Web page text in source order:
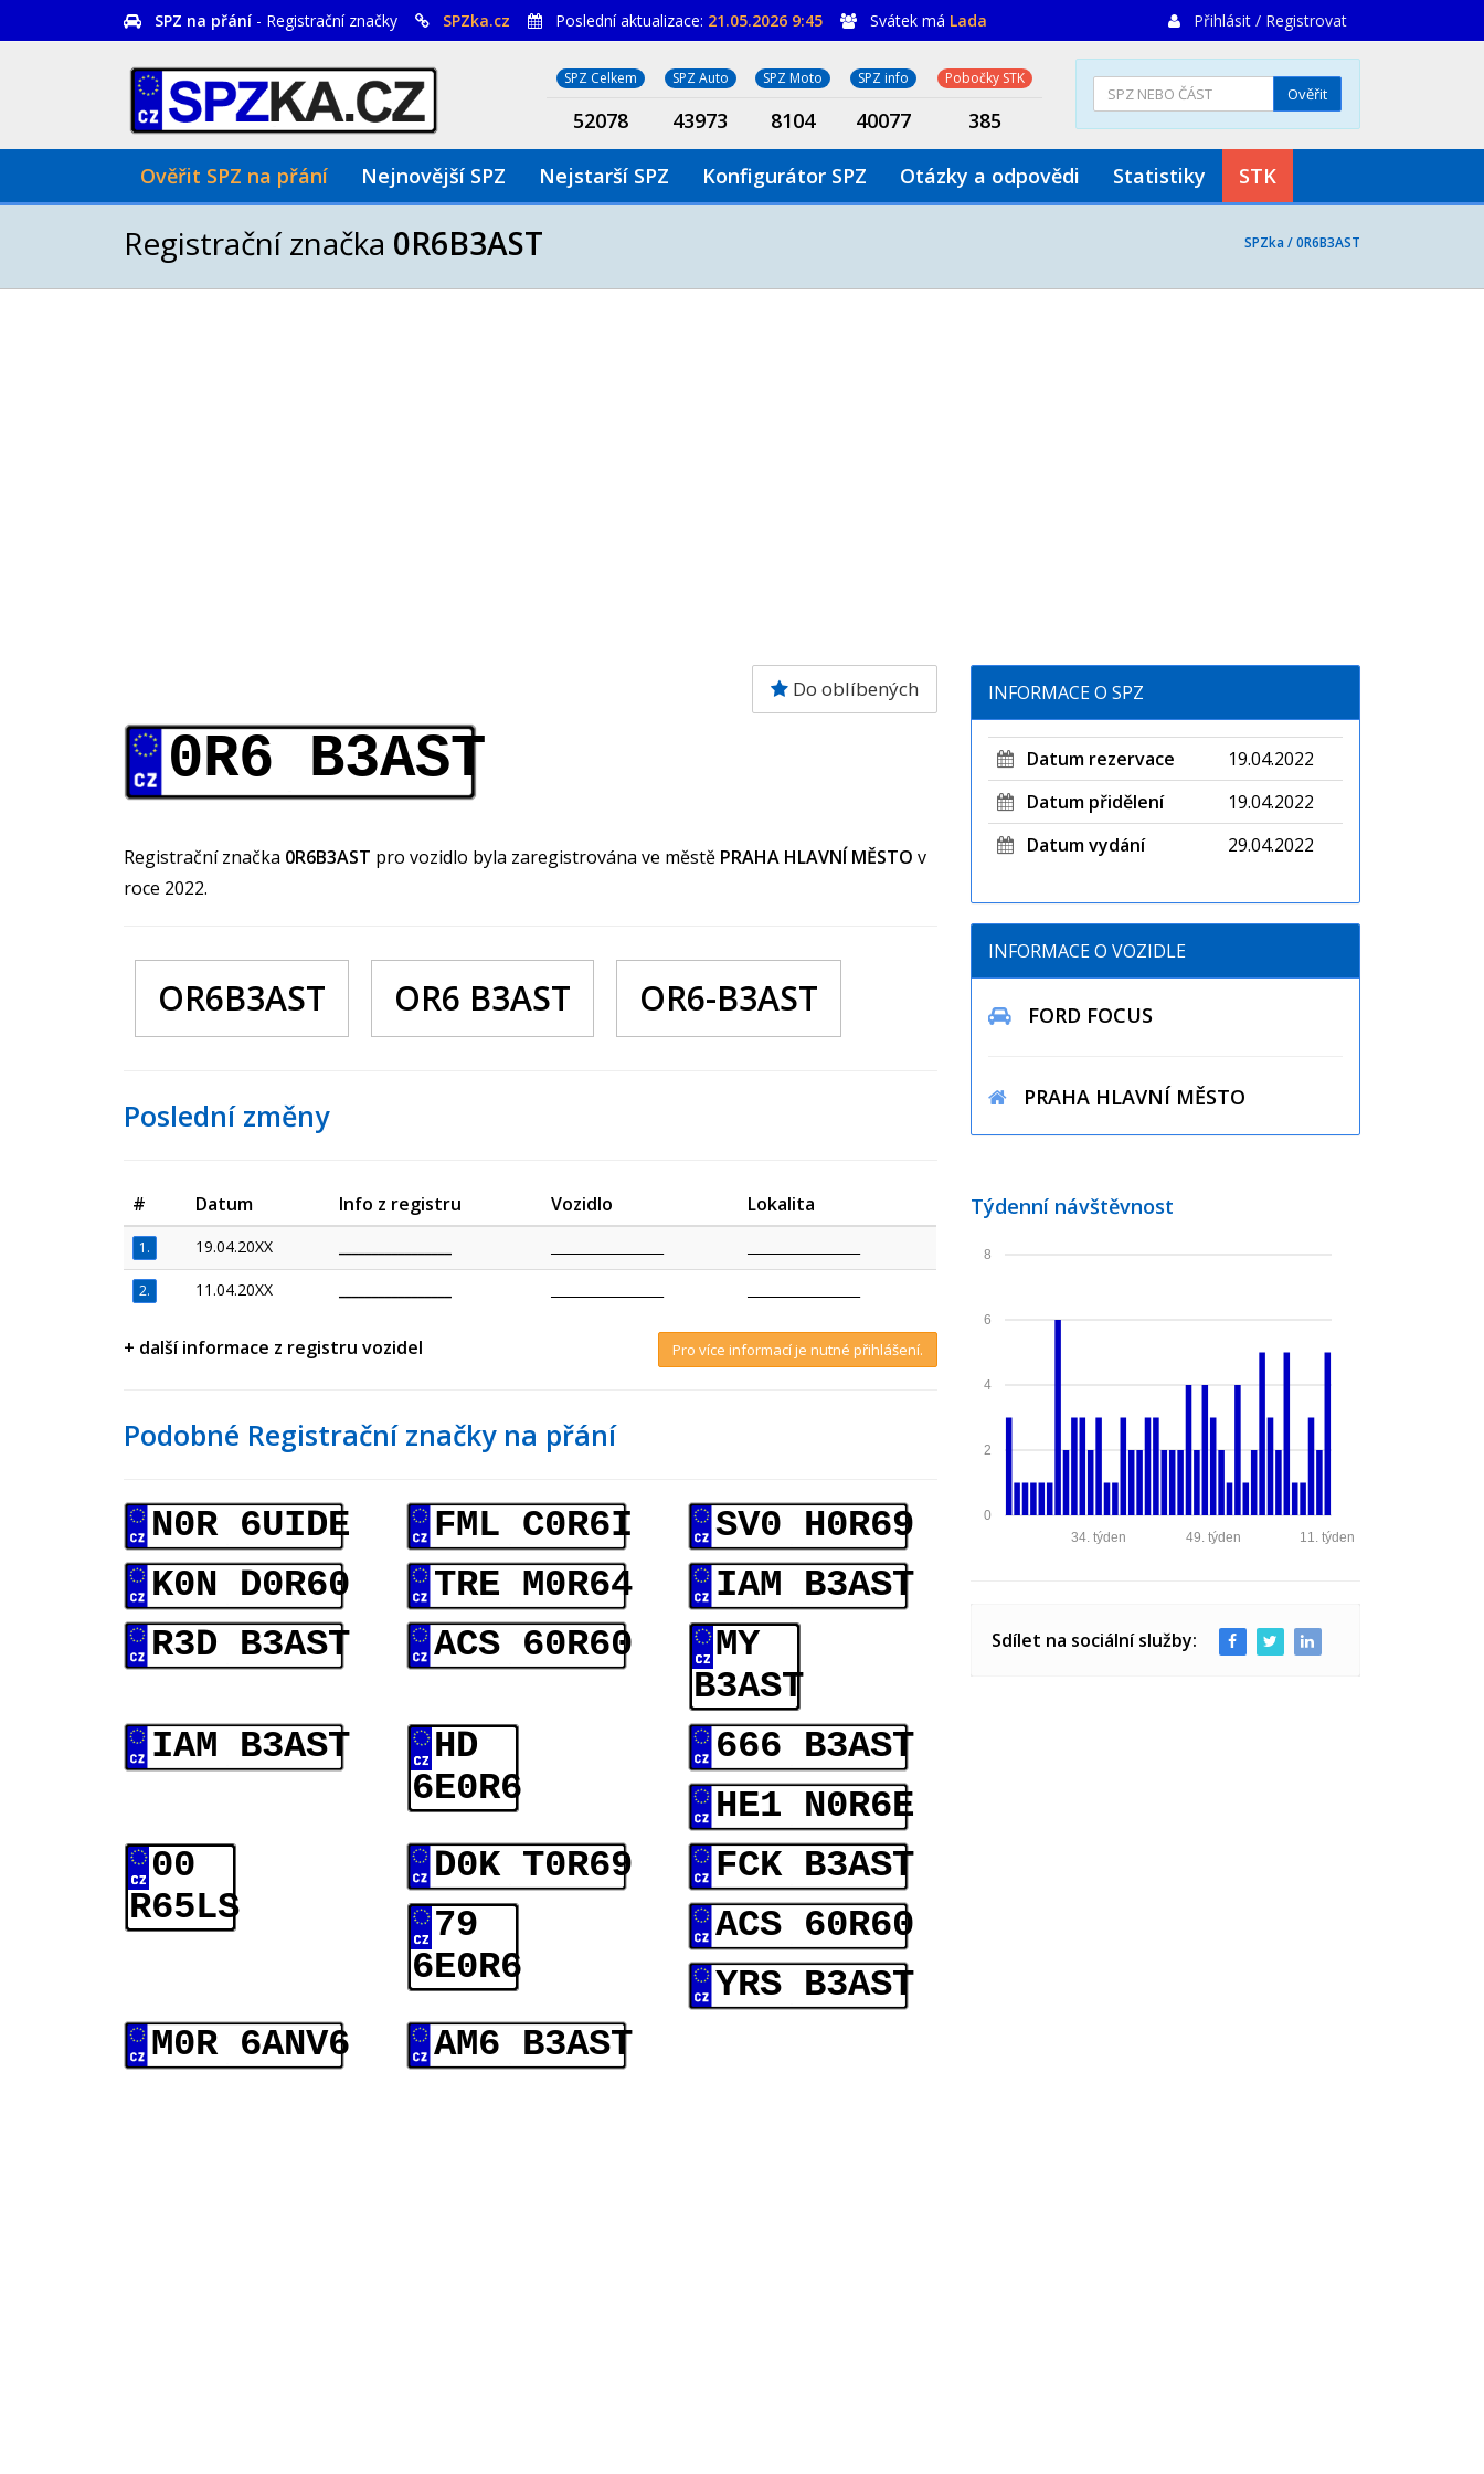
SPZ na přání - Registrační značky SPZka.cz Poslední aktualizace: 21.05.2026 9:45 Svátek má Lada Přihlásit / Registrovat
SPZ Celkem SPZ Auto SPZ Moto SPZ info Pobočky STK
52078 43973 8104 40077 385
Ověřit
Ověřit SPZ na přání Nejnovější SPZ Nejstarší SPZ Konfigurátor SPZ Otázky a odpovědi Statistiky STK
Registrační značka 0R6B3AST SPZka /0R6B3AST
Do oblíbených
0R6 B3AST
Registrační značka 0R6B3AST pro vozidlo byla zaregistrována ve městě PRAHA HLAVNÍ MĚSTO v
roce 2022.
OR6B3AST OR6 B3AST OR6-B3AST
Poslední změny
# Datum Info z registru Vozidlo Lokalita
1. 19.04.20XX
2. 11.04.20XX
+ další informace z registru vozidel Pro více informací je nutné přihlášení.
Podobné Registrační značky na přání
N0R 6UIDE FML C0R6I
SV0 H0R69
K0N D0R60
TRE M0R64
IAM B3AST
R3D B3AST
ACS 60R60
MY
B3AST
IAM B3AST
HD
6E0R6
666 B3AST
HE1 N0R6E
00
R65LS
D0K T0R69
FCK B3AST
79
6E0R6
ACS 60R60
YRS B3AST
M0R 6ANV6
AM6 B3AST
INFORMACE O SPZ
Datum rezervace
19.04.2022
Datum přidělení
19.04.2022
Datum vydání
29.04.2022
INFORMACE O VOZIDLE
FORD FOCUS
PRAHA HLAVNÍ MĚSTO
Týdenní návštěvnost
0
2
4
6
8
11. týden
49. týden
34. týden
Sdílet na sociální služby: